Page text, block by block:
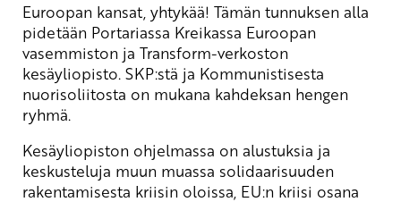
Euroopan kansat, yhtykää! Tämän tunnuksen alla
pidetään Portariassa Kreikassa Euroopan
vasemmiston ja Transform-verkoston
kesäyliopisto. SKP:stä ja Kommunistisesta
nuorisoliitosta on mukana kahdeksan hengen
ryhmä.
Kesäyliopiston ohjelmassa on alustuksia ja
keskusteluja muun muassa solidaarisuuden
rakentamisesta kriisin oloissa, EU:n kriisi osana